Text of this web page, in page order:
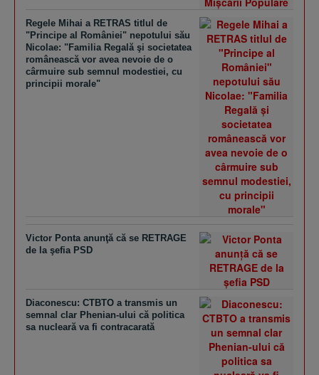
Regele Mihai a RETRAS titlul de
"Principe al României" nepotului său
Nicolae: "Familia Regală şi societatea
românească vor avea nevoie de o
cârmuire sub semnul modestiei, cu
principii morale"
Victor Ponta anunţă că se RETRAGE
de la şefia PSD
Diaconescu: CTBTO a transmis un
semnal clar Phenian-ului că politica
sa nucleară va fi contracarată